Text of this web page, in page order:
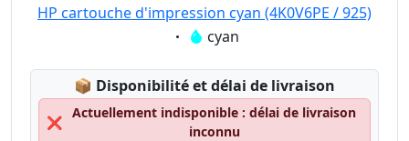
HP cartouche d'impression cyan (4K0V6PE / 925)
Eigenschaft:
cyan
📦 Lagerstatus:
Disponibilité et délai de livraison
❌
Actuellement indisponible : délai de livraison
inconnu